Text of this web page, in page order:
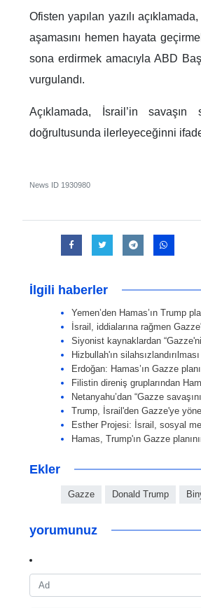
Ofisten yapılan yazılı
aşamasını hemen hayata
sona erdirmek amacıyla ABD
vurgulandı.
Açıklamada, İsrail’in
doğrultusunda ilerleyeceğinni
News ID 1930980
İlgili haberler
Yemen’den Hamas’ın Trump
İsrail, iddialarına rağmen
Siyonist kaynaklardan
Hizbullah'ın
Erdoğan: Hamas’ın Gazze
Filistin direniş gruplarından
Netanyahu’dan “Gazze
Trump, İsrail'den Gazze'ye
Esther Projesi: İsrail, sosyal
Hamas, Trump'ın Gazze
Ekler
Gazze Donald Trump
yorumunuz